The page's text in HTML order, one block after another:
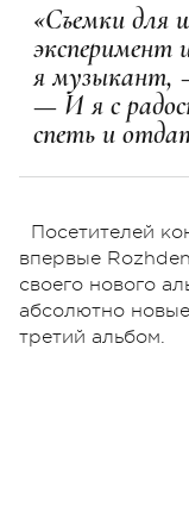
«Съемки для
эксперимент
я музыкант,
— И я с
спеть и
Посетителей
впервые
своего нового
абсолютно
третий альбом.